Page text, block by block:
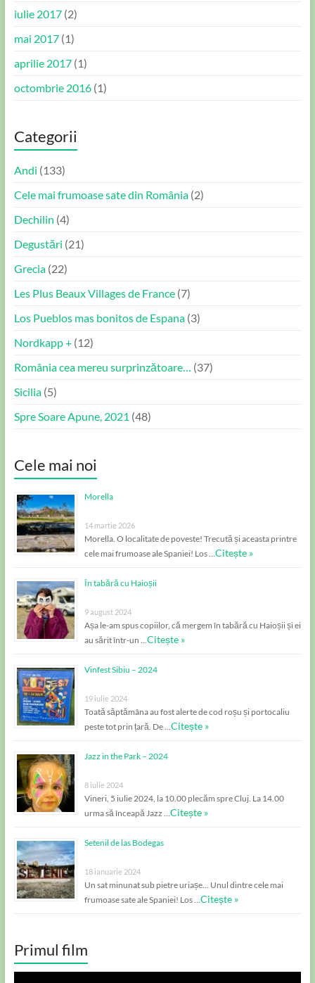
iulie 2017(2)
mai 2017(1)
aprilie 2017(1)
octombrie 2016(1)
Categorii
Andi (133)
Cele mai frumoase sate din România(2)
Dechilin (4)
Degustări (21)
Grecia(22)
Les Plus Beaux Villages de France(7)
Los Pueblos mas bonitos de Espana(3)
Nordkapp +(12)
România cea mereu surprinzătoare… (37)
Sicilia(5)
Spre Soare Apune, 2021 (48)
Cele mai noi
Morella
14 martie 2026
Morella. O localitate de poveste! Trecută și aceasta printre
cele mai frumoase ale Spaniei! Los …Citește »
În tabără cu Haioșii
9 august 2024
Așa le-am spus copiilor, că mergem în tabără cu Haioșii și ei
au sărit într-un …Citește »
Vinfest Sibiu – 2024
19 iulie 2024
Toată săptămâna au fost alerte de cod roșu și portocaliu
peste tot prin țară. De …Citește »
Jazz in the Park – 2024
8 iulie 2024
Vineri, 5 iulie 2024, la 10.00 plecăm spre Cluj. La 14.00
urma să înceapă Jazz …Citește »
Setenil de las Bodegas
18 ianuarie 2024
Un sat minunat sub pietre uriașe… Unul dintre cele mai
frumoase sate ale Spaniei! Los …Citește »
Primul film